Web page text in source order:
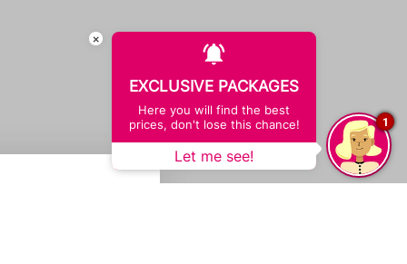
×
EXCLUSIVE PACKAGES
Here you will find the best
prices, don't lose this chance!
Let me see!
1